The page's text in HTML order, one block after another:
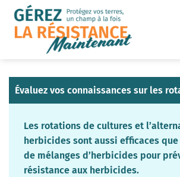
Skip
content
Évaluez vos connaissances sur les
Les rotations de cultures et
herbicides sont aussi efficaces que
de mélanges d’herbicides pour
résistance aux herbicides.